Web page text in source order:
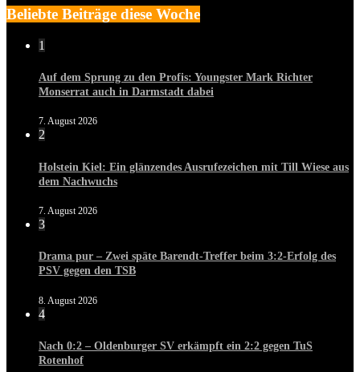
Beliebte Beiträge diese Woche
1
Auf dem Sprung zu den Profis: Youngster Mark Richter
Monserrat auch in Darmstadt dabei
7. August 2026
2
Holstein Kiel: Ein glänzendes Ausrufezeichen mit Till Wiese aus
dem Nachwuchs
7. August 2026
3
Drama pur – Zwei späte Barendt-Treffer beim 3:2-Erfolg des
PSV gegen den TSB
8. August 2026
4
Nach 0:2 – Oldenburger SV erkämpft ein 2:2 gegen TuS
Rotenhof